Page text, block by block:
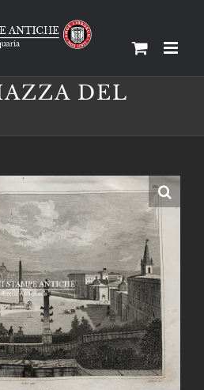
DEL